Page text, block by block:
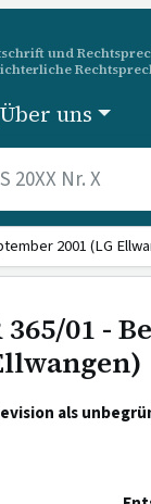
und
Über uns
2001 (LG
365/01 -
als